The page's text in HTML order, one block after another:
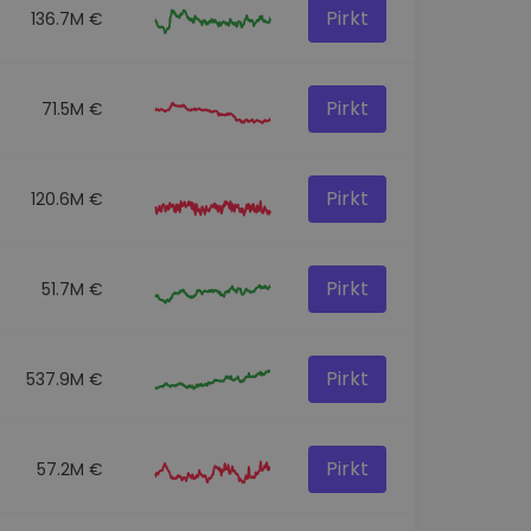
136.7M € Pirkt
71.5M € Pirkt
120.6M € Pirkt
51.7M € Pirkt
537.9M € Pirkt
57.2M € Pirkt